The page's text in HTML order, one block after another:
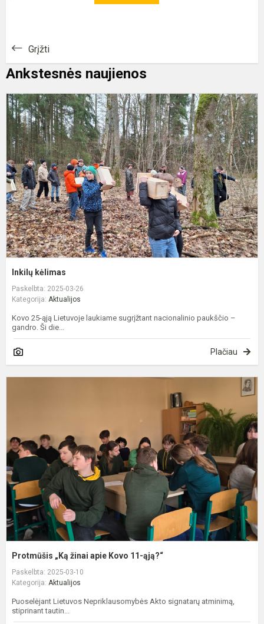
Grįžti
Ankstesnės naujienos
Inkilų kėlimas
Paskelbta: 2025-03-26
Kategorija: Aktualijos
Kovo 25-ąją Lietuvoje laukiame sugrįžtant nacionalinio paukščio –
gandro. Ši die...
Plačiau
Protmūšis „Ką žinai apie Kovo 11-ąją?“
Paskelbta: 2025-03-10
Kategorija: Aktualijos
Puoselėjant Lietuvos Nepriklausomybės Akto signatarų atminimą,
stiprinant tautin...